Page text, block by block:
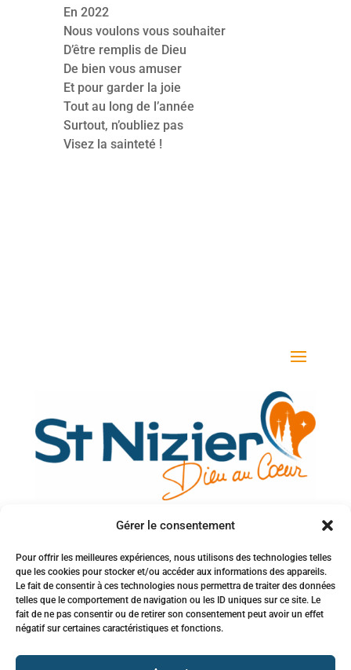
Gérer le consentement
Pour offrir les meilleures expériences, nous utilisons des technologies telles
que les cookies pour stocker et/ou accéder aux informations des appareils.
Le fait de consentir à ces technologies nous permettra de traiter des données
telles que le comportement de navigation ou les ID uniques sur ce site. Le
fait de ne pas consentir ou de retirer son consentement peut avoir un effet
négatif sur certaines caractéristiques et fonctions.
En 2022
Nous voulons vous souhaiter
D’être remplis de Dieu
De bien vous amuser
Et pour garder la joie
Tout au long de l’année
Surtout, n’oubliez pas
Visez la sainteté !
Votre adresse e-mail
Inscription à la newsletter